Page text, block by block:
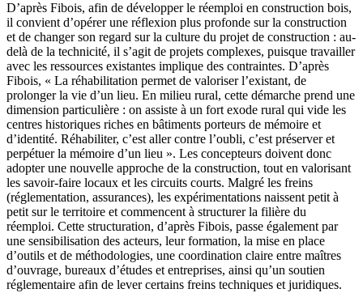
D’après Fibois, afin de développer le réemploi en construction bois,
il convient d’opérer une réflexion plus profonde sur la construction
et de changer son regard sur la culture du projet de construction : au-
delà de la technicité, il s’agit de projets complexes, puisque travailler
avec les ressources existantes implique des contraintes. D’après
Fibois, « La réhabilitation permet de valoriser l’existant, de
prolonger la vie d’un lieu. En milieu rural, cette démarche prend une
dimension particulière : on assiste à un fort exode rural qui vide les
centres historiques riches en bâtiments porteurs de mémoire et
d’identité. Réhabiliter, c’est aller contre l’oubli, c’est préserver et
perpétuer la mémoire d’un lieu ». Les concepteurs doivent donc
adopter une nouvelle approche de la construction, tout en valorisant
les savoir-faire locaux et les circuits courts. Malgré les freins
(réglementation, assurances), les expérimentations naissent petit à
petit sur le territoire et commencent à structurer la filière du
réemploi. Cette structuration, d’après Fibois, passe également par
une sensibilisation des acteurs, leur formation, la mise en place
d’outils et de méthodologies, une coordination claire entre maîtres
d’ouvrage, bureaux d’études et entreprises, ainsi qu’un soutien
réglementaire afin de lever certains freins techniques et juridiques.